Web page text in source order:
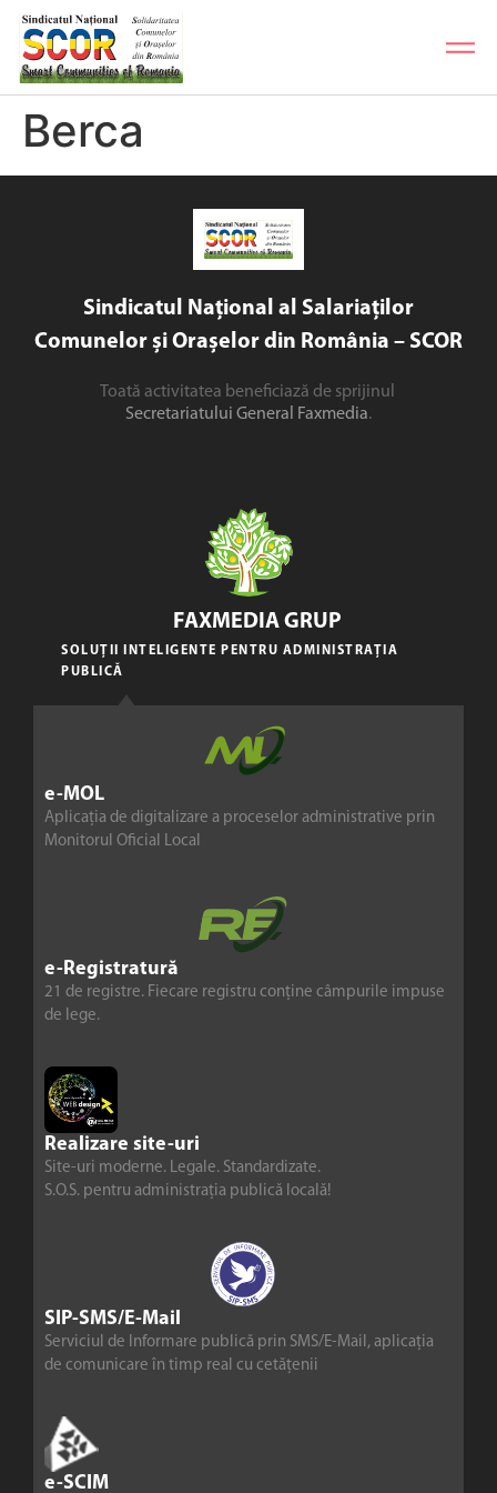
Berca
Sindicatul Național al Salariaților
Comunelor și Orașelor din România – SCOR
Toată activitatea beneficiază de sprijinul
Secretariatului General Faxmedia.
e-MOL
Aplicația de digitalizare a proceselor administrative prin
Monitorul Oficial Local
e-Registratură
21 de registre. Fiecare registru conține câmpurile impuse
de lege.
Realizare site-uri
Site-uri moderne. Legale. Standardizate.
S.O.S. pentru administrația publică locală!
SIP-SMS/E-Mail
Serviciul de Informare publică prin SMS/E-Mail, aplicația
de comunicare în timp real cu cetățenii
e-SCIM
FAXMEDIA GRUP
SOLUȚII INTELIGENTE PENTRU ADMINISTRAȚIA
PUBLICĂ